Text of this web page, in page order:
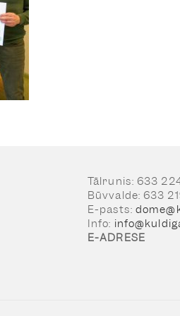
Tālrunis: 633
Būvvalde: 633
E-pasts:
Info:
E-ADRESE